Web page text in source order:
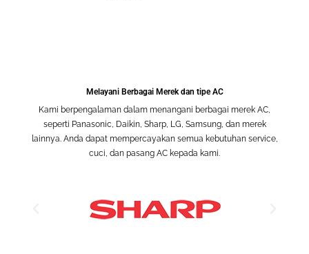
Melayani Berbagai Merek dan tipe AC
Kami berpengalaman dalam menangani berbagai merek AC,
seperti Panasonic, Daikin, Sharp, LG, Samsung, dan merek
lainnya. Anda dapat mempercayakan semua kebutuhan service,
cuci, dan pasang AC kepada kami.